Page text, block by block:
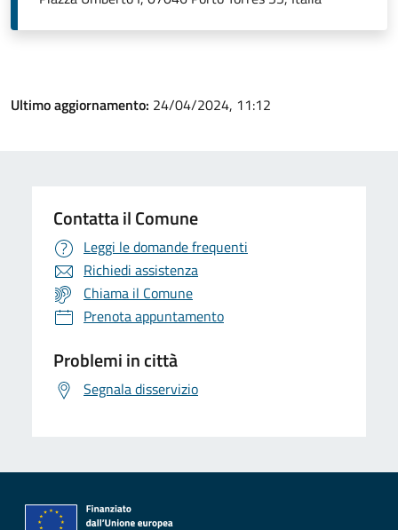
Ultimo aggiornamento: 24/04/2024, 11:12
Contatta il Comune
Leggi le domande frequenti
Richiedi assistenza
Chiama il Comune
Prenota appuntamento
Problemi in città
Segnala disservizio